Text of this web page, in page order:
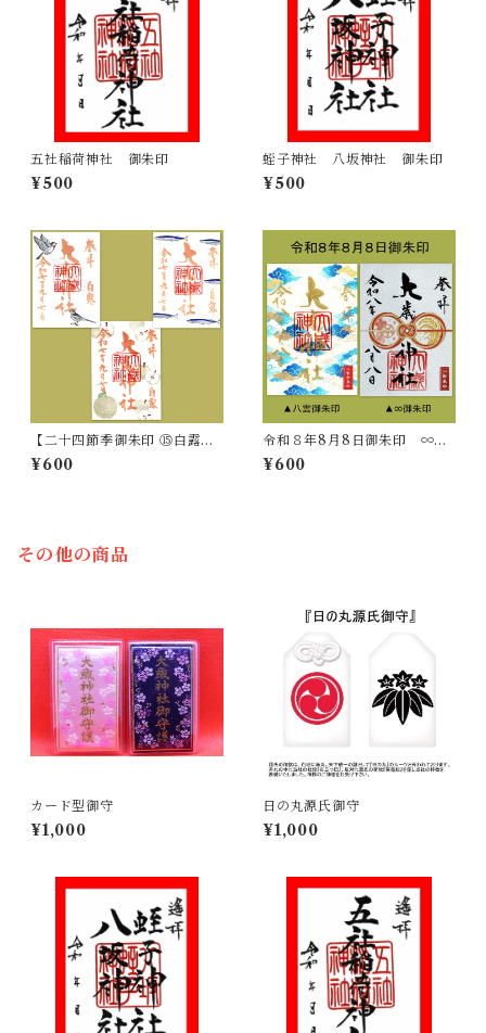
五社稲荷神社 御朱印
¥500
蛭子神社 八坂神社 御朱印
¥500
【二十四節季御朱印 ⑮白露】
9/7～9/22
¥600
令和８年8月8日御朱印 ∞／
八雲御朱印
¥600
その他の商品
カード型御守
¥1,000
日の丸源氏御守
¥1,000